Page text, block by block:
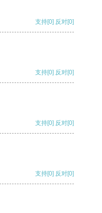
支持[0] 反对[0]
支持[0] 反对[0]
支持[0] 反对[0]
支持[0] 反对[0]